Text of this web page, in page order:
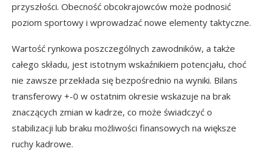
przyszłości. Obecność obcokrajowców może podnosić
poziom sportowy i wprowadzać nowe elementy taktyczne.
Wartość rynkowa poszczególnych zawodników, a także
całego składu, jest istotnym wskaźnikiem potencjału, choć
nie zawsze przekłada się bezpośrednio na wyniki. Bilans
transferowy +-0 w ostatnim okresie wskazuje na brak
znaczących zmian w kadrze, co może świadczyć o
stabilizacji lub braku możliwości finansowych na większe
ruchy kadrowe.